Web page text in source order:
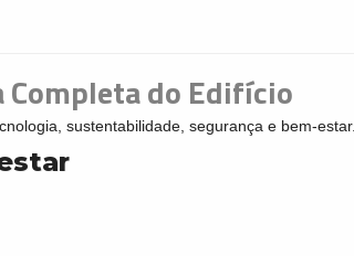
do Edifício
sustentabilidade, segurança e bem-estar.